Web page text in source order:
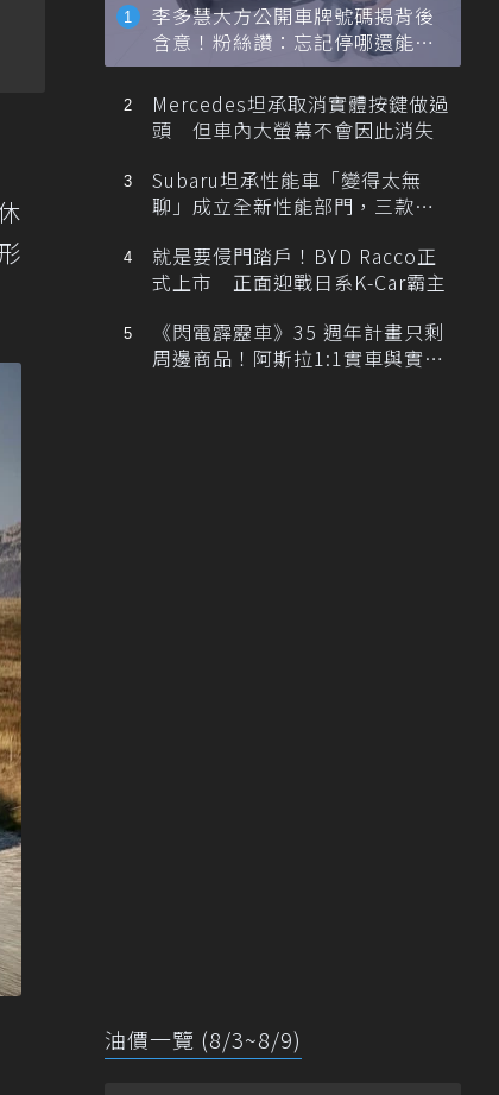
李多慧大方公開車牌號碼揭背後
含意！粉絲讚：忘記停哪還能幫
忙找車
Mercedes坦承取消實體按鍵做過
頭 但車內大螢幕不會因此消失
Subaru坦承性能車「變得太無
聊」成立全新性能部門，三款手
就是要侵門踏戶！BYD Racco正
式上市 正面迎戰日系K-Car霸主
《閃電霹靂車》35 週年計畫只剩
周邊商品！阿斯拉1:1實車與實體
油價一覽 (8/3~8/9)